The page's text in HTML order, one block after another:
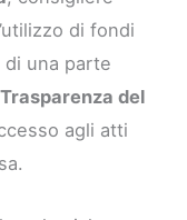
di fondi
una parte
del
agli atti